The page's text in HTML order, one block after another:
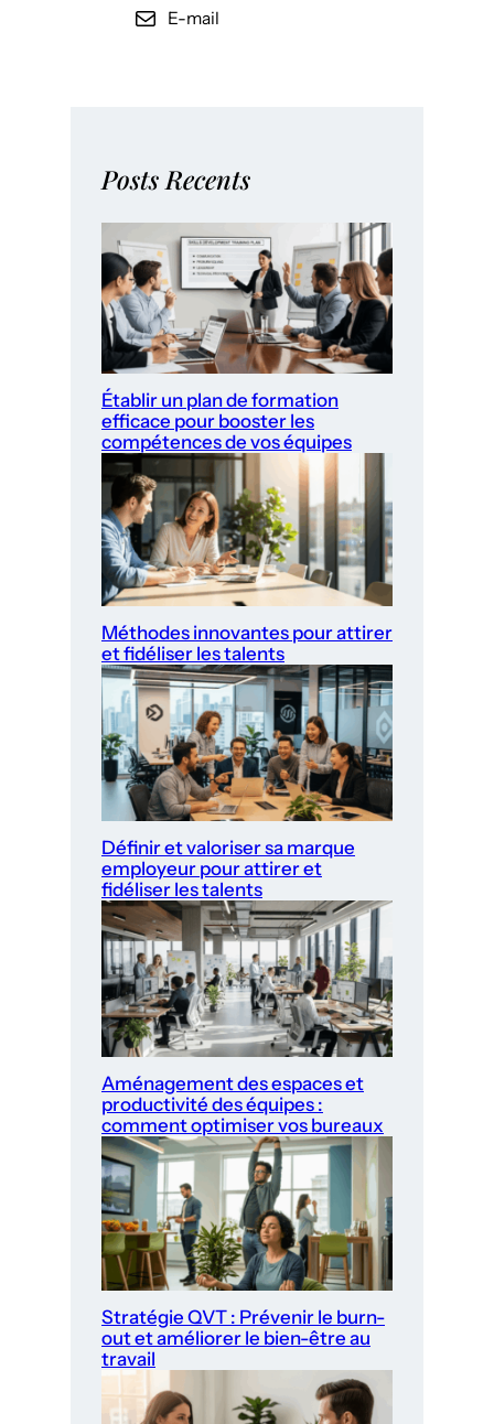
E-mail
Posts Recents
Établir un plan de formation
efficace pour booster les
compétences de vos équipes
Méthodes innovantes pour attirer
et fidéliser les talents
Définir et valoriser sa marque
employeur pour attirer et
fidéliser les talents
Aménagement des espaces et
productivité des équipes :
comment optimiser vos bureaux
Stratégie QVT : Prévenir le burn-
out et améliorer le bien-être au
travail